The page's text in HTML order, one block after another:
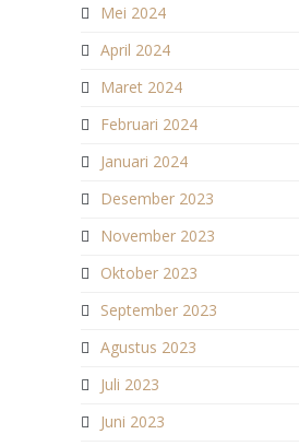
Mei 2024
April 2024
Maret 2024
Februari 2024
Januari 2024
Desember 2023
November 2023
Oktober 2023
September 2023
Agustus 2023
Juli 2023
Juni 2023